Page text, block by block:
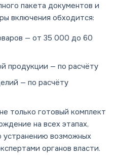
пакета документов и
включения обходится:
— от 35 000 до 60
продукции — по расчёту
— по расчёту
только готовый комплект
на всех этапах,
устранению возможных
органов власти.